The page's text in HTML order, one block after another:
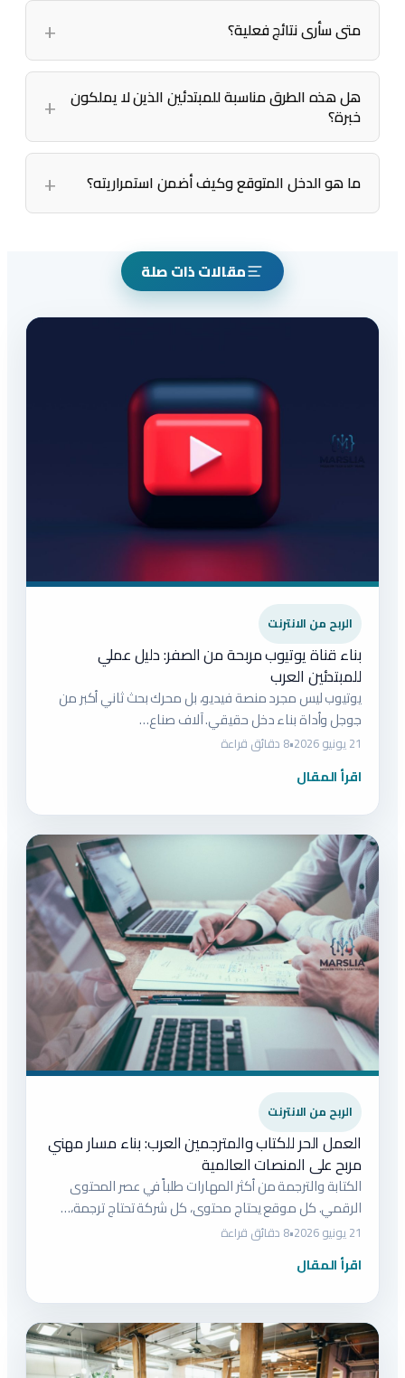
متى سأرى نتائج فعلية؟
هل هذه الطرق مناسبة للمبتدئين الذين لا يملكون
خبرة؟
ما هو الدخل المتوقع وكيف أضمن استمراريته؟
مقالات ذات صلة
الربح من الانترنت
بناء قناة يوتيوب مربحة من الصفر: دليل عملي
للمبتدئين العرب
يوتيوب ليس مجرد منصة فيديو، بل محرك بحث ثاني أكبر من
جوجل وأداة بناء دخل حقيقي. آلاف صناع…
21 يونيو 2026 •8 دقائق قراءة
اقرأ المقال
الربح من الانترنت
العمل الحر للكتاب والمترجمين العرب: بناء مسار مهني
مربح على المنصات العالمية
الكتابة والترجمة من أكثر المهارات طلباً في عصر المحتوى
الرقمي. كل موقع يحتاج محتوى، كل شركة تحتاج ترجمة،…
21 يونيو 2026 •8 دقائق قراءة
اقرأ المقال